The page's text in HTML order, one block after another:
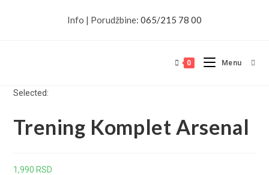
Info | Porudžbine: 065/215 78 00
0 Menu
Selected:
Trening Komplet Arsenal
1,990 RSD